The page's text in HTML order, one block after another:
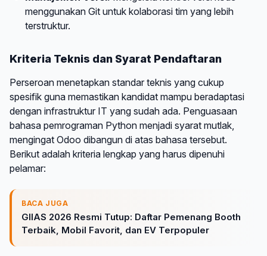
menggunakan Git untuk kolaborasi tim yang lebih
terstruktur.
Kriteria Teknis dan Syarat Pendaftaran
Perseroan menetapkan standar teknis yang cukup
spesifik guna memastikan kandidat mampu beradaptasi
dengan infrastruktur IT yang sudah ada. Penguasaan
bahasa pemrograman Python menjadi syarat mutlak,
mengingat Odoo dibangun di atas bahasa tersebut.
Berikut adalah kriteria lengkap yang harus dipenuhi
pelamar:
BACA JUGA
GIIAS 2026 Resmi Tutup: Daftar Pemenang Booth
Terbaik, Mobil Favorit, dan EV Terpopuler